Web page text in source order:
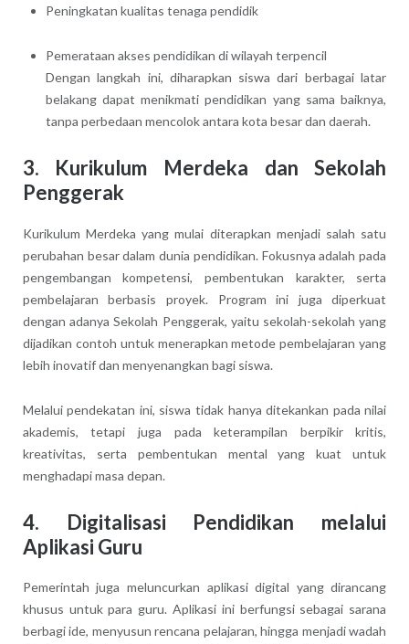
Peningkatan kualitas tenaga pendidik
Pemerataan akses pendidikan di wilayah terpencil
Dengan langkah ini, diharapkan siswa dari berbagai latar
belakang dapat menikmati pendidikan yang sama baiknya,
tanpa perbedaan mencolok antara kota besar dan daerah.
3. Kurikulum Merdeka dan Sekolah
Penggerak
Kurikulum Merdeka yang mulai diterapkan menjadi salah satu
perubahan besar dalam dunia pendidikan. Fokusnya adalah pada
pengembangan kompetensi, pembentukan karakter, serta
pembelajaran berbasis proyek. Program ini juga diperkuat
dengan adanya Sekolah Penggerak, yaitu sekolah-sekolah yang
dijadikan contoh untuk menerapkan metode pembelajaran yang
lebih inovatif dan menyenangkan bagi siswa.
Melalui pendekatan ini, siswa tidak hanya ditekankan pada nilai
akademis, tetapi juga pada keterampilan berpikir kritis,
kreativitas, serta pembentukan mental yang kuat untuk
menghadapi masa depan.
4. Digitalisasi Pendidikan melalui
Aplikasi Guru
Pemerintah juga meluncurkan aplikasi digital yang dirancang
khusus untuk para guru. Aplikasi ini berfungsi sebagai sarana
berbagi ide, menyusun rencana pelajaran, hingga menjadi wadah